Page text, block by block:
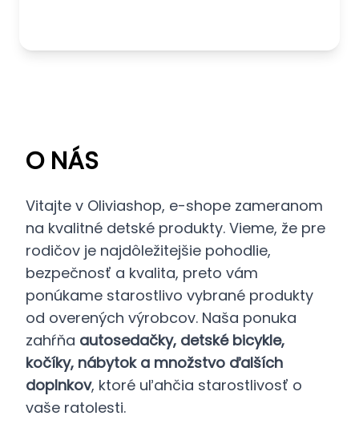
O NÁS
Vitajte v Oliviashop, e-shope zameranom
na kvalitné detské produkty. Vieme, že pre
rodičov je najdôležitejšie pohodlie,
bezpečnosť a kvalita, preto vám
ponúkame starostlivo vybrané produkty
od overených výrobcov. Naša ponuka
zahŕňa autosedačky, detské bicykle,
kočíky, nábytok a množstvo ďalších
doplnkov, ktoré uľahčia starostlivosť o
vaše ratolesti.